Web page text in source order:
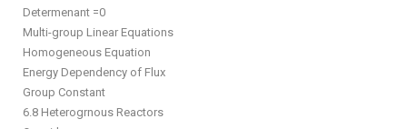
Determenant =0
Multi-group Linear Equations
Homogeneous Equation
Energy Dependency of Flux
Group Constant
6.8 Heterogrnous Reactors